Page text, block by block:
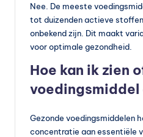
Nee. De meeste
tot duizenden actieve
onbekend zijn. Dit maakt
voor optimale gezondheid.
Hoe kan ik zien
voedingsmiddel
Gezonde voedingsmiddelen
concentratie aan essentiële